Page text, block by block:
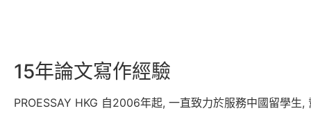
15年論文寫作經驗
PROESSAY HKG 自2006年起, 一直致力於服務中國留學生